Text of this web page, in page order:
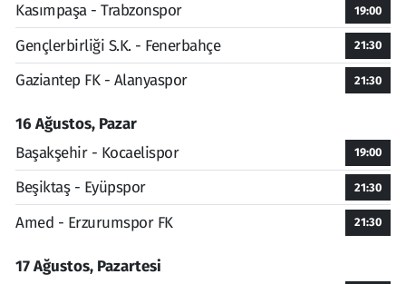
Kasımpaşa - Trabzonspor 19:00
Gençlerbirliği S.K. - Fenerbahçe 21:30
Gaziantep FK - Alanyaspor 21:30
16 Ağustos, Pazar
Başakşehir - Kocaelispor
19:00
Beşiktaş - Eyüpspor 21:30
Amed - Erzurumspor FK 21:30
17 Ağustos, Pazartesi